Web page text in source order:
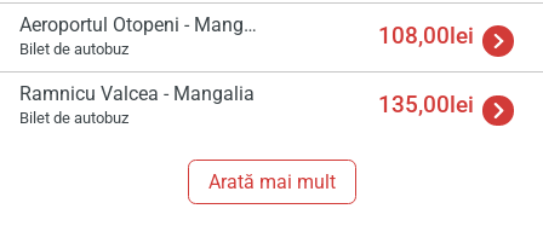
Aeroportul Otopeni - Mangalia
Bilet de autobuz 108,00lei
Ramnicu Valcea - Mangalia
Bilet de autobuz 135,00lei
Arată mai mult